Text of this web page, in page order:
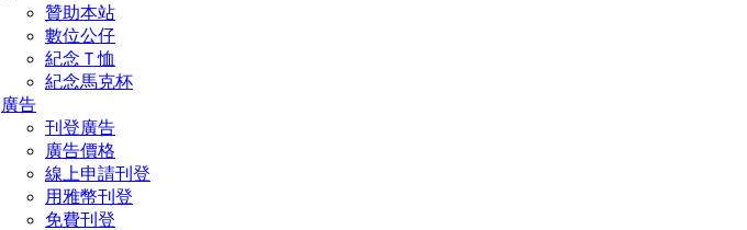
贊助本站
數位公仔
紀念Ｔ恤
紀念馬克杯
廣告
刊登廣告
廣告價格
線上申請刊登
用雅幣刊登
免費刊登